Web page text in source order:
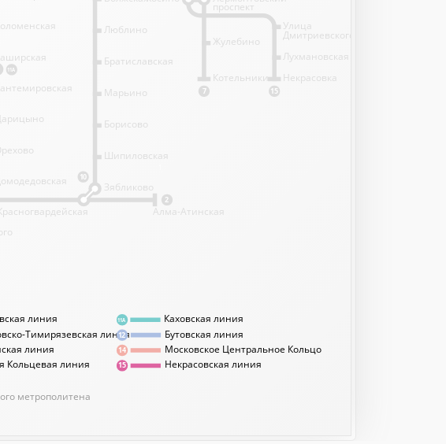
линия
Тимирязевская линия
линия
Каховская линия
Бутовская линия
Московское Центральное Кольцо
метрополитена
11А
Кольцевая линия
12
14
15 Некрасовская линия
7
2
10
11А
15
проспект
Жулебино
Котельники
Люблино
Братиславская
Марьино
Борисово
Шипиловская
Зябликово
Алма-Атинская
Улица
Дмитриевского
Лухмановская
Некрасовка